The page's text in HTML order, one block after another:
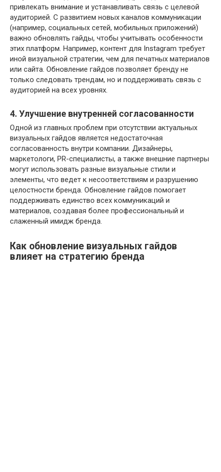
привлекать внимание и устанавливать связь с целевой
аудиторией. С развитием новых каналов коммуникации
(например, социальных сетей, мобильных приложений)
важно обновлять гайды, чтобы учитывать особенности
этих платформ. Например, контент для Instagram требует
иной визуальной стратегии, чем для печатных материалов
или сайта. Обновление гайдов позволяет бренду не
только следовать трендам, но и поддерживать связь с
аудиторией на всех уровнях.
4. Улучшение внутренней согласованности
Одной из главных проблем при отсутствии актуальных
визуальных гайдов является недостаточная
согласованность внутри компании. Дизайнеры,
маркетологи, PR-специалисты, а также внешние партнеры
могут использовать разные визуальные стили и
элементы, что ведет к несоответствиям и разрушению
целостности бренда. Обновление гайдов помогает
поддерживать единство всех коммуникаций и
материалов, создавая более профессиональный и
слаженный имидж бренда.
Как обновление визуальных гайдов
влияет на стратегию бренда